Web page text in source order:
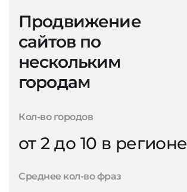
Продвижение
сайтов по
нескольким
городам
Кол-во городов
от 2 до 10 в регионе
Среднее кол-во фраз